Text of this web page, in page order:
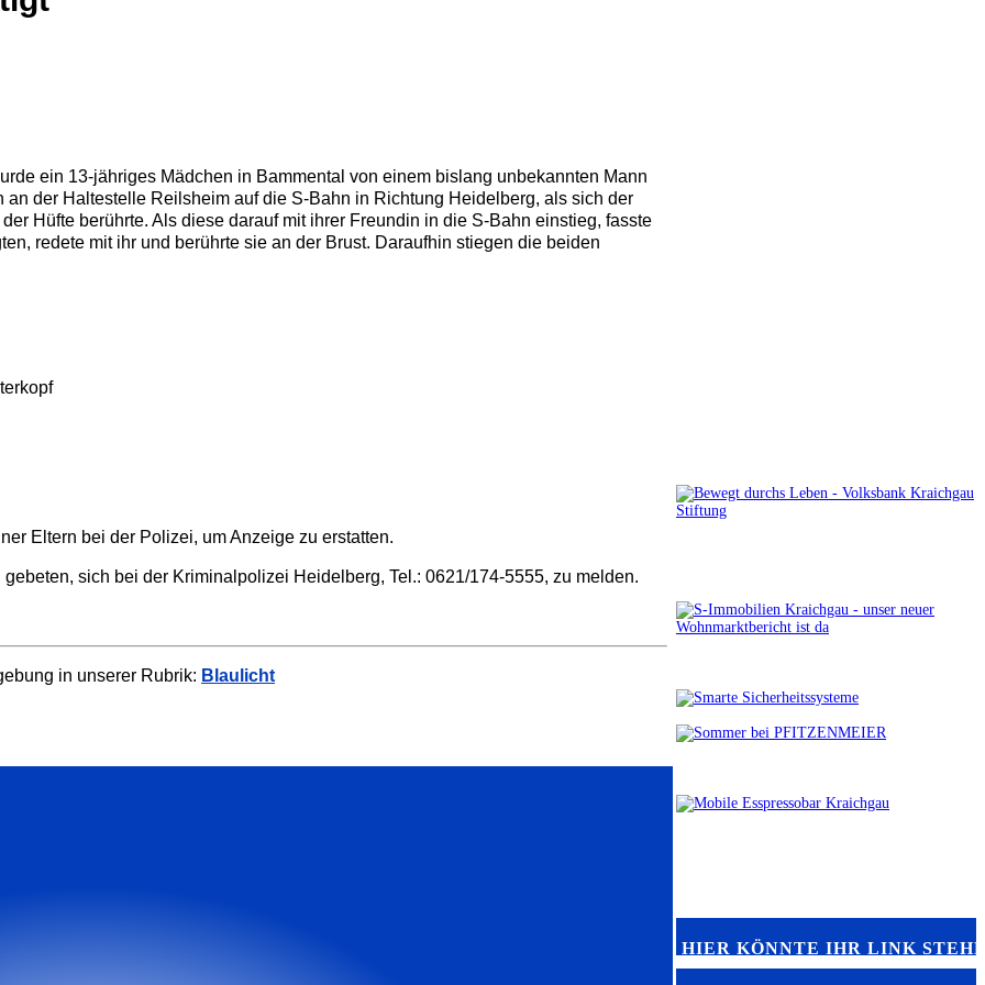
ein 13-jähriges Mädchen in Bammental von einem bislang unbekannten Mann
der Haltestelle Reilsheim auf die S-Bahn in Richtung Heidelberg, als sich der
Hüfte berührte. Als diese darauf mit ihrer Freundin in die S-Bahn einstieg, fasste
redete mit ihr und berührte sie an der Brust. Daraufhin stiegen die beiden
Eltern bei der Polizei, um Anzeige zu erstatten.
sich bei der Kriminalpolizei Heidelberg, Tel.: 0621/174-5555, zu melden.
in unserer Rubrik: Blaulicht
HIER KÖNNTE IHR LINK